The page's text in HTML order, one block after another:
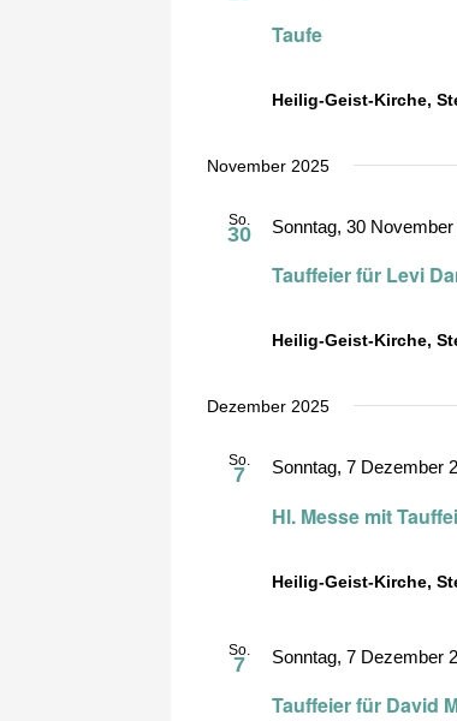
Taufe
Heilig-Geist-Kirche,
November 2025
So.
30
Tauffeier für Levi
Sonntag, 30
Heilig-Geist-Kirche,
Dezember 2025
So.
7
Hl. Messe mit
Sonntag, 7 Dezember
Heilig-Geist-Kirche,
So.
7
Tauffeier für David
Sonntag, 7 Dezember